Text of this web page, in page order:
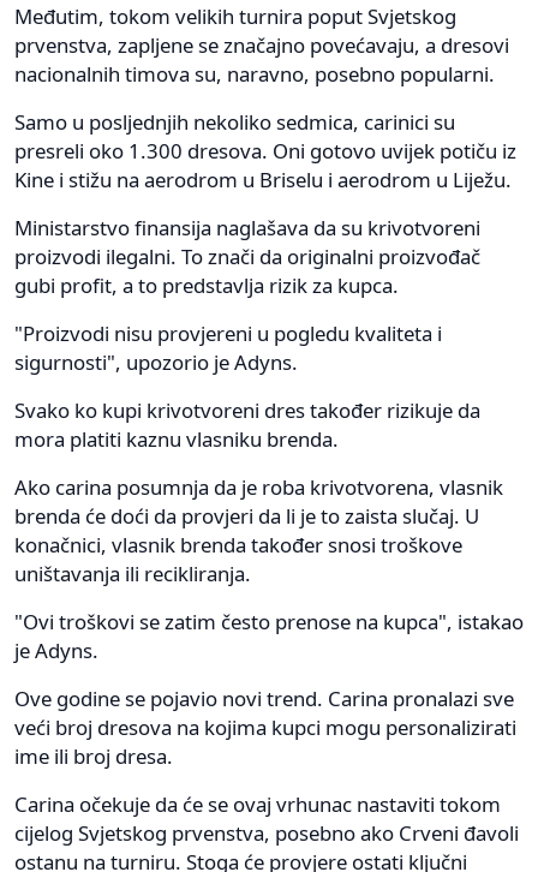
Međutim, tokom velikih turnira poput Svjetskog
prvenstva, zapljene se značajno povećavaju, a dresovi
nacionalnih timova su, naravno, posebno popularni.
Samo u posljednjih nekoliko sedmica, carinici su
presreli oko 1.300 dresova. Oni gotovo uvijek potiču iz
Kine i stižu na aerodrom u Briselu i aerodrom u Liježu.
Ministarstvo finansija naglašava da su krivotvoreni
proizvodi ilegalni. To znači da originalni proizvođač
gubi profit, a to predstavlja rizik za kupca.
"Proizvodi nisu provjereni u pogledu kvaliteta i
sigurnosti", upozorio je Adyns.
Svako ko kupi krivotvoreni dres također rizikuje da
mora platiti kaznu vlasniku brenda.
Ako carina posumnja da je roba krivotvorena, vlasnik
brenda će doći da provjeri da li je to zaista slučaj. U
konačnici, vlasnik brenda također snosi troškove
uništavanja ili recikliranja.
"Ovi troškovi se zatim često prenose na kupca", istakao
je Adyns.
Ove godine se pojavio novi trend. Carina pronalazi sve
veći broj dresova na kojima kupci mogu personalizirati
ime ili broj dresa.
Carina očekuje da će se ovaj vrhunac nastaviti tokom
cijelog Svjetskog prvenstva, posebno ako Crveni đavoli
ostanu na turniru. Stoga će provjere ostati ključni